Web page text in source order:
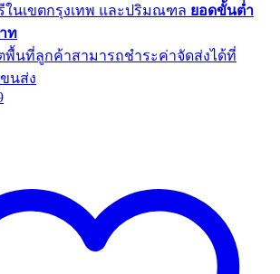
ในเขตกรุงเทพ และปริมณฑล ยอดขั้นต่ำ
ท
พื้นที่ลูกค้าสามารถชำระค่าจัดส่งได้ที่
นส่ง